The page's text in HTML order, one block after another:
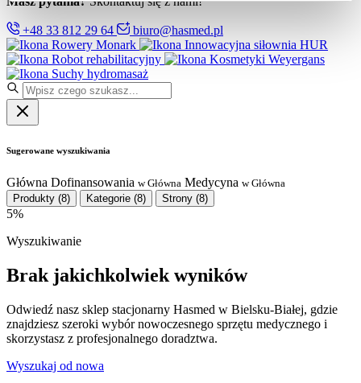
+48 33 812 29 64
biuro@hasmed.pl
Rowery Monark
Innowacyjna siłownia HUR
Robot rehabilitacyjny
Kosmetyki Weyergans
Suchy hydromasaż
Sugerowane wyszukiwania
Główna Dofinansowania w Główna Medycyna w Główna
Produkty (8) Kategorie (8) Strony (8)
5%
Wyszukiwanie
Brak jakichkolwiek wyników
Odwiedź nasz sklep stacjonarny Hasmed w Bielsku-Białej, gdzie
znajdziesz szeroki wybór nowoczesnego sprzętu medycznego i
skorzystasz z profesjonalnego doradztwa.
Wyszukaj od nowa